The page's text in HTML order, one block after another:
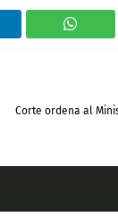
Corte ordena al